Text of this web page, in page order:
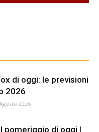
di oggi: le previsioni
2026
2026
pomeriggio di oggi |